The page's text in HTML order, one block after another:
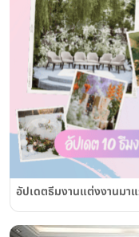
อัปเดตธีมงานแต่งงานมา